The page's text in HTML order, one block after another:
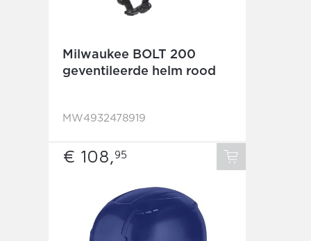
Milwaukee BOLT 200
geventileerde helm rood
MW4932478919
€ 108,95